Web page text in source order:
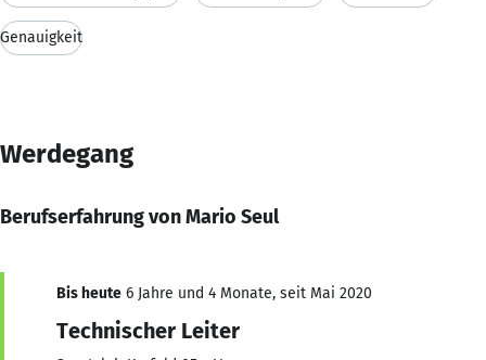
Genauigkeit
Werdegang
Berufserfahrung von Mario Seul
Bis heute 6 Jahre und 4 Monate, seit Mai 2020
Technischer Leiter